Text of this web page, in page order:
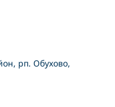
рп. Обухово,